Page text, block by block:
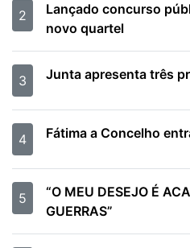
2
Lançado concurso
novo quartel
3 Junta apresenta três
4 Fátima a Concelho
5
“O MEU DESEJO É
GUERRAS”